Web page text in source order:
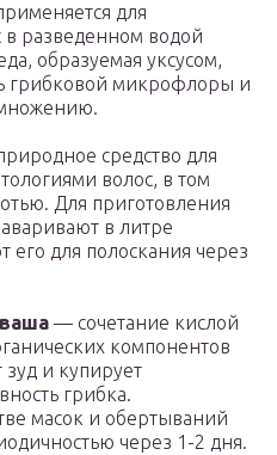
для
в разведенном водой
образуемая уксусом,
грибковой микрофлоры и
средство для
волос, в том
Для приготовления
в литре
его для полоскания через
— сочетание кислой
компонентов
и купирует
грибка.
масок и обертываний
через 1-2 дня.